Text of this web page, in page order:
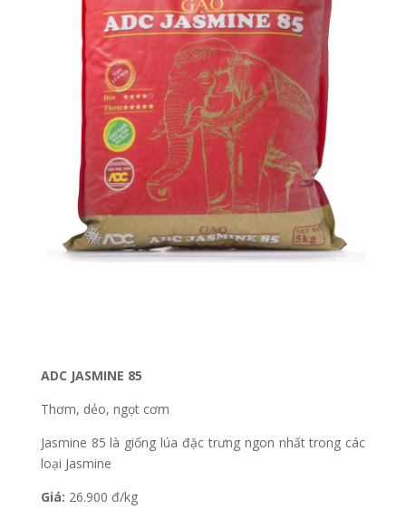
ADC JASMINE 85
Thơm, dẻo, ngọt cơm
Jasmine 85 là giống lúa đặc trưng ngon nhất trong các
loại Jasmine
Giá: 26.900 đ/kg